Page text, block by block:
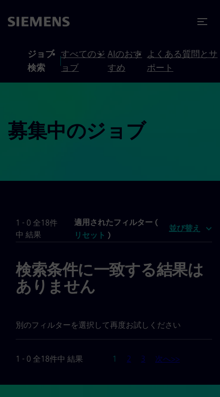
ジョブ
検索
すべてのジ
ョブ
AIのおす
すめ
よくある質問とサ
ポート
募集中のジョブ
1 - 0 全18件
中 結果
適用されたフィルター (
リセット )
並び替え
検索条件に一致する結果は
ありません
別のフィルターを選択して再度お試しください
1 - 0 全18件中 結果 ページ
1 2 3 次へ>>